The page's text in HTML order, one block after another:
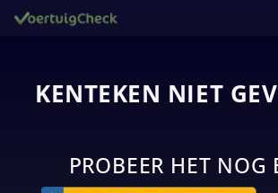
KENTEKEN NIET
PROBEER HET NOG